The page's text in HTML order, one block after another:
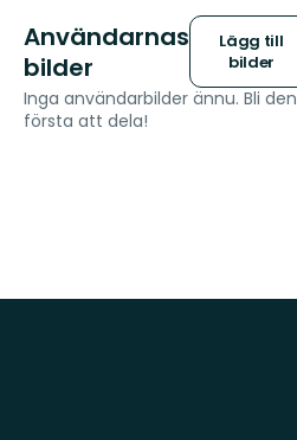
Användarnas
bilder
Lägg till
bilder
Inga användarbilder ännu. Bli den
första att dela!